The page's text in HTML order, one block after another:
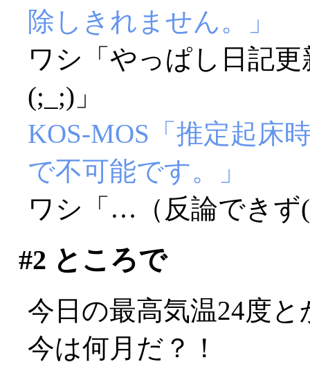
除しきれません。」
ワシ「やっぱし日記
(;_;)」
KOS-MOS「推定起床
で不可能です。」
ワシ「…（反論できず
#2 ところで
今日の最高気温24度
今は何月だ？！